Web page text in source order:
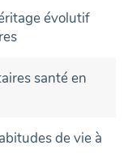
évolutif
santé en
de vie à